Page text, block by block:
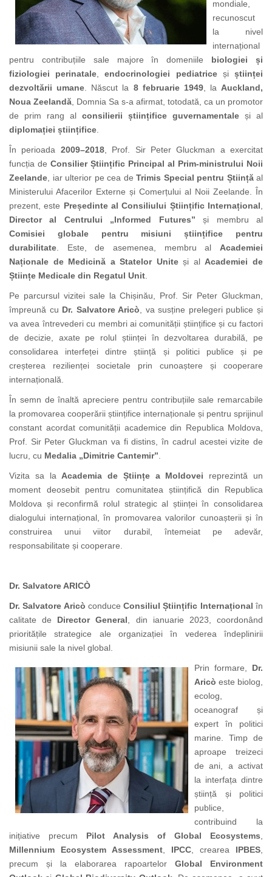
mondiale,
recunoscut
la nivel
internațional
pentru contribuțiile sale majore în domeniile biologiei și
fiziologiei perinatale ,endocrinologiei pediatriceșiștiinței
dezvoltării umane . Născut la 8 februarie 1949, la Auckland,
Noua Zeelandă , Domnia Sa s-a afirmat, totodată, ca un promotor
de prim rang al consilierii științifice guvernamentale și al
diplomației științifice
În perioada 2009–2018, Prof. Sir Peter Gluckman a exercitat
funcția de Consilier Științific Principal al Prim-ministrului Noii
Zeelande , iar ulterior pe cea de Trimis Special pentru Științăal
Ministerului Afacerilor Externe și Comerțului al Noii Zeelande. În
prezent, este Președinte al Consiliului Științific Internațional
Director al Centrului „Informed Futures” și membru al
Comisiei globale pentru misiuni științifice pentru
durabilitate . Este, de asemenea, membru al Academiei
Naționale de Medicină a Statelor Uniteși al Academiei de
Științe Medicale din Regatul Unit
Pe parcursul vizitei sale la Chișinău, Prof. Sir Peter Gluckman,
împreună cu Dr. Salvatore Aricò , va susține prelegeri publice și
va avea întrevederi cu membri ai comunității științifice și cu factori
de decizie, axate pe rolul științei în dezvoltarea durabilă, pe
consolidarea interfeței dintre știință și politici publice și pe
creșterea rezilienței societale prin cunoaștere și cooperare
internațională.
În semn de înaltă apreciere pentru contribuțiile sale remarcabile
la promovarea cooperării științifice internaționale și pentru sprijinul
constant acordat comunității academice din Republica Moldova,
Prof. Sir Peter Gluckman va fi distins, în cadrul acestei vizite de
lucru, cu Medalia „Dimitrie Cantemir”
Vizita sa la Academia de Științe a Moldovei reprezintă un
moment deosebit pentru comunitatea științifică din Republica
Moldova și reconfirmă rolul strategic al științei în consolidarea
dialogului internațional, în promovarea valorilor cunoașterii și în
construirea unui viitor durabil, întemeiat pe adevăr,
responsabilitate și cooperare.
Dr. Salvatore ARICÒ
Dr. Salvatore Aricò conduceConsiliul Științific Internațional în
calitate de Director General , din ianuarie 2023, coordonând
prioritățile strategice ale organizației în vederea îndeplinirii
misiunii sale la nivel global.
Prin formare, Dr.
Aricò este biolog,
ecolog,
oceanograf și
expert în politici
marine. Timp de
aproape treizeci
de ani, a activat
la interfața dintre
știință și politici
publice,
contribuind la
inițiative precum Pilot Analysis of Global Ecosystems
Millennium Ecosystem Assessment
IPCC , crearea IPBES
precum și la elaborarea rapoartelor Global Environment